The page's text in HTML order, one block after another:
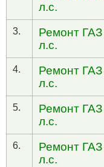
л.с.
3.
Ремонт
л.с.
4.
Ремонт
л.с.
5.
Ремонт
л.с.
6.
Ремонт
л.с.